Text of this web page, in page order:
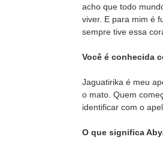
acho que todo
viver. E para mim é
sempre tive essa
Você é conhecida
Jaguatirika é meu
o mato. Quem
identificar com o
O que significa